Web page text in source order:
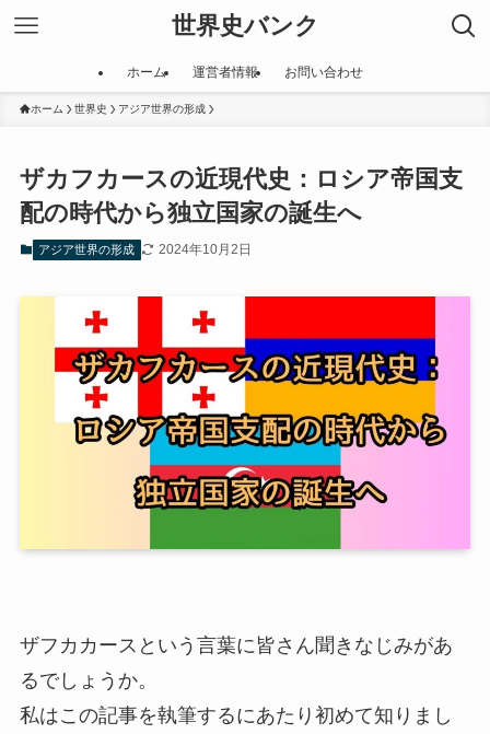
世界史バンク
ホーム 運営者情報 お問い合わせ
ホーム 世界史 アジア世界の形成
ザカフカースの近現代史：ロシア帝国支
配の時代から独立国家の誕生へ
アジア世界の形成 2024年10月2日
ザフカカースという言葉に皆さん聞きなじみがあ
るでしょうか。
私はこの記事を執筆するにあたり初めて知りまし